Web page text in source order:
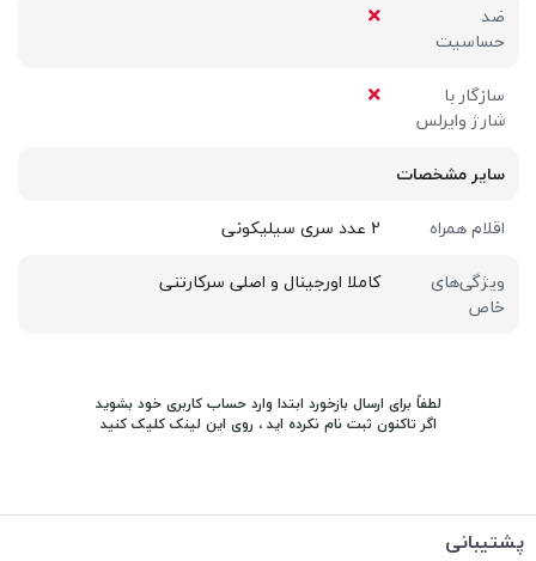
ضد
حساسیت
سازگار با
شارژ وایرلس
سایر مشخصات
اقلام همراه
2 عدد سری سیلیکونی
ویژگی‌های
خاص
کاملا اورجینال و اصلی سرکارتنی
لطفاً برای ارسال بازخورد ابتدا وارد حساب کاربری خود بشوید
اگر تاکنون ثبت نام نکرده اید ، روی این لینک کلیک کنید
پشتیبانی